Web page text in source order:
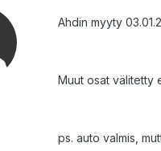
Ahdin myyty
Muut osat välitetty
ps. auto valmis,